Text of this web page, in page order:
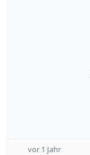
vor 1 Jahr